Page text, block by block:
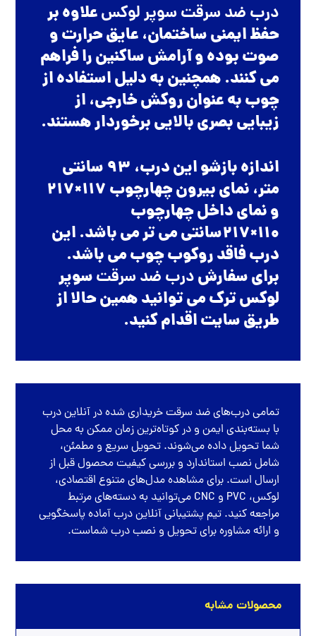
درب ضد سرقت سوپر لوکسعلاوه بر
حفظ ایمنی ساختمان، عایق حرارت و
صوت بوده و آرامش ساکنین را فراهم
می کنند. همچنین به دلیل استفاده از
چوب به عنوان روکش خارجی، از
زیبایی بصری بالایی برخوردار هستند.
اندازه بازشو این درب، 93 سانتی
متر، نمای بیرون چهارچوب 117×217
و نمای داخل چهارچوب
110×217سانتی می تر می باشد. این
درب فاقد روکوب چوب می باشد.
برای سفارشدرب ضد سرقتسوپر
لوکس ترک می توانید همین حالا از
طریق سایت اقدام کنید.
تمامیدرب‌های ضد سرقتخریداری شده درآنلاین درب
با بسته‌بندی ایمن و در کوتاه‌ترین زمان ممکن به محل
شما تحویل داده می‌شوند. تحویل سریع و مطمئن،
شامل نصب استاندارد و بررسی کیفیت محصول قبل از
ارسال است. برای مشاهده مدل‌های متنوع اقتصادی،
لوکس، PVC و CNC می‌توانید به دسته‌های مرتبط
مراجعه کنید. تیم پشتیبانی آنلاین درب آماده پاسخگویی
و ارائه مشاوره برای تحویل و نصب درب شماست.
محصولات مشابه